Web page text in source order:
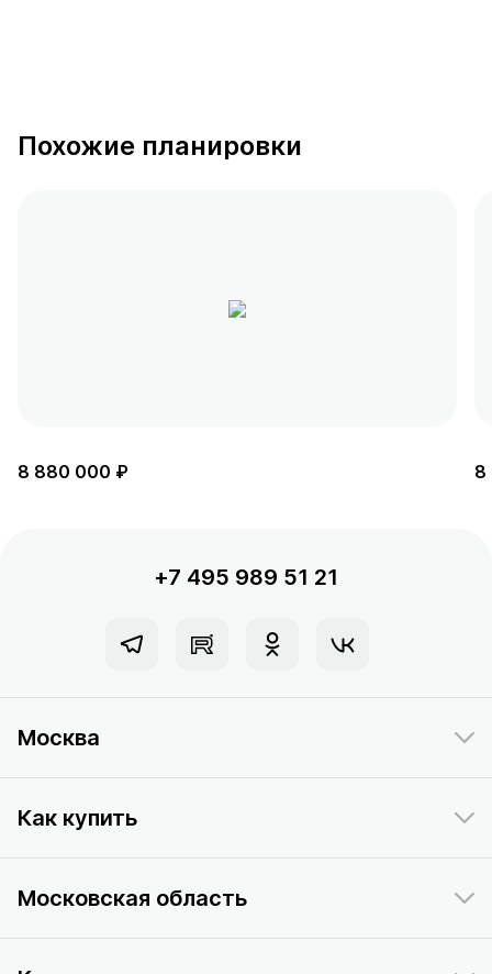
Похожие планировки
8 880 000 ₽ 8
+7 495 989 51 21
Москва
Как купить
Московская область